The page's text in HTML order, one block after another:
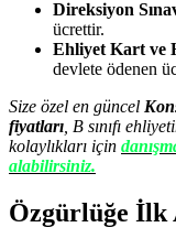
Direksiyon
ücrettir.
Ehliyet Kart ve
devlete ödenen
Size özel en güncel
fiyatları , B sınıfı
kolaylıkları için
alabilirsiniz.
Özgürlüğe İlk